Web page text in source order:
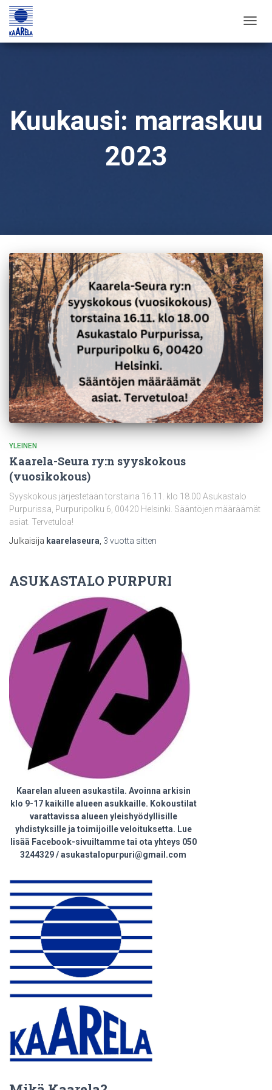
Kuukausi: marraskuu
2023
YLEINEN
Kaarela-Seura ry:n syyskokous
(vuosikokous)
Syyskokous järjestetään torstaina 16.11. klo 18.00 Asukastalo
Purpurissa, Purpuripolku 6, 00420 Helsinki. Sääntöjen määräämät
asiat. Tervetuloa!
Julkaisija kaarelaseura 3 vuotta sitten
ASUKASTALO PURPURI
Kaarelan alueen asukastila. Avoinna arkisin
klo 9-17 kaikille alueen asukkaille. Kokoustilat
varattavissa alueen yleishyödyllisille
yhdistyksille ja toimijoille veloituksetta. Lue
lisää Facebook-sivuiltamme tai ota yhteys 050
3244329 / asukastalopurpuri@gmail.com